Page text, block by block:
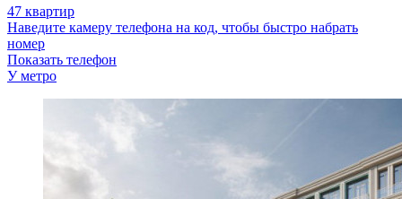
47 квартир
Наведите камеру телефона на код, чтобы быстро набрать
номер
Показать телефон
У метро